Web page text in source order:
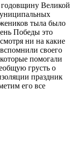
Великой
тыла было
Победы это
ни на какие
своего
помогали
грусть о
праздник
его все